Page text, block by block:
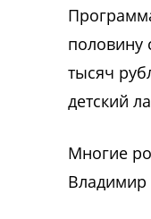
половину
тысяч
детский
Многие
Владимир